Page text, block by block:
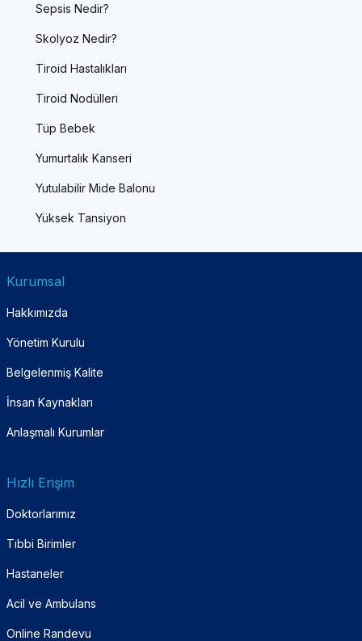
Sepsis Nedir?
Skolyoz Nedir?
Tiroid Hastalıkları
Tiroid Nodülleri
Tüp Bebek
Yumurtalık Kanseri
Yutulabilir Mide Balonu
Yüksek Tansiyon
Kurumsal
Hakkımızda
Yönetim Kurulu
Belgelenmiş Kalite
İnsan Kaynakları
Anlaşmalı Kurumlar
Hızlı Erişim
Doktorlarımız
Tıbbi Birimler
Hastaneler
Acil ve Ambulans
Online Randevu